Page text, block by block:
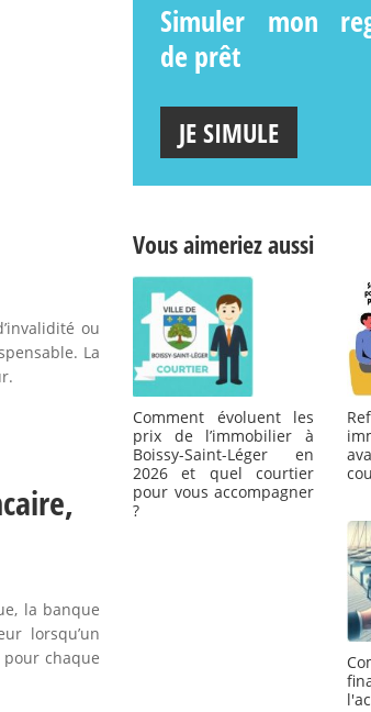
ou
La
la banque
lorsqu’un
chaque
Simuler mon
de prêt
JE SIMULE
Vous aimeriez aussi
Comment évoluent les
prix de l’immobilier à
Boissy-Saint-Léger en
2026 et quel courtier
pour vous accompagner
?